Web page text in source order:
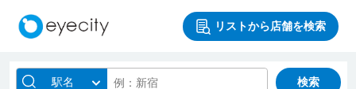
リストから店舗を検索
駅名 検索